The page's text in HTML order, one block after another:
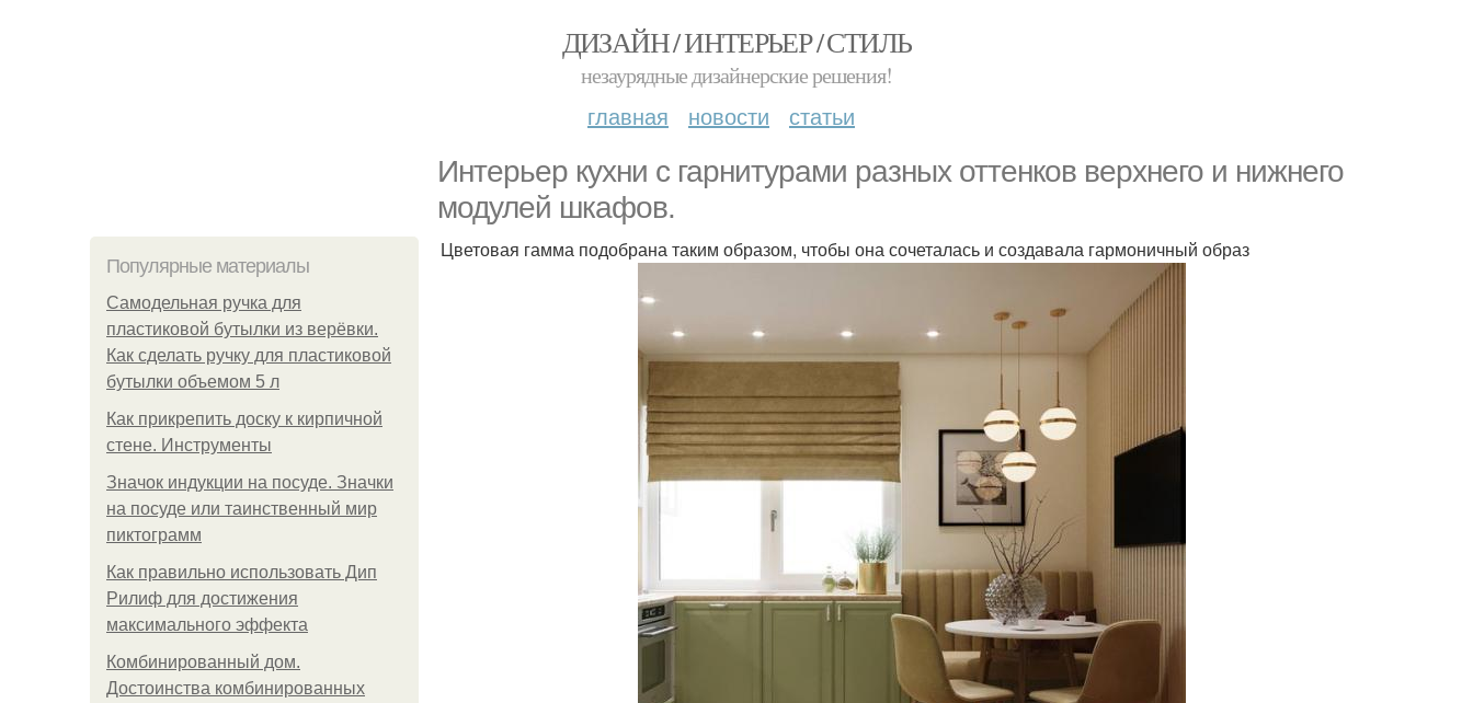
ДИЗАЙН / ИНТЕРЬЕР / СТИЛЬ
незаурядные дизайнерские решения!
главная новости статьи
Интерьер кухни с гарнитурами разных оттенков верхнего и нижнего
модулей шкафов.
Популярные материалы
Самодельная ручка для
пластиковой бутылки из верёвки.
Как сделать ручку для пластиковой
бутылки объемом 5 л
Как прикрепить доску к кирпичной
стене. Инструменты
Значок индукции на посуде. Значки
на посуде или таинственный мир
пиктограмм
Как правильно использовать Дип
Рилиф для достижения
максимального эффекта
Комбинированный дом.
Достоинства комбинированных
Цветовая гамма подобрана таким образом, чтобы она сочеталась и создавала гармоничный образ